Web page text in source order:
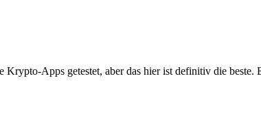
Krypto-Apps getestet, aber das hier ist definitiv die